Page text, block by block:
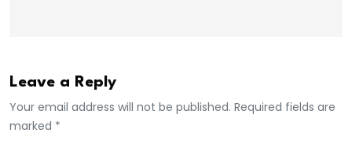
Leave a Reply
Your email address will not be published. Required fields are
marked *